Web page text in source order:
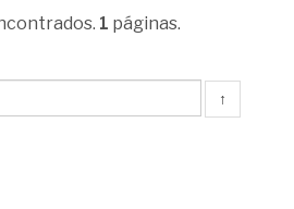
1 páginas.
↑